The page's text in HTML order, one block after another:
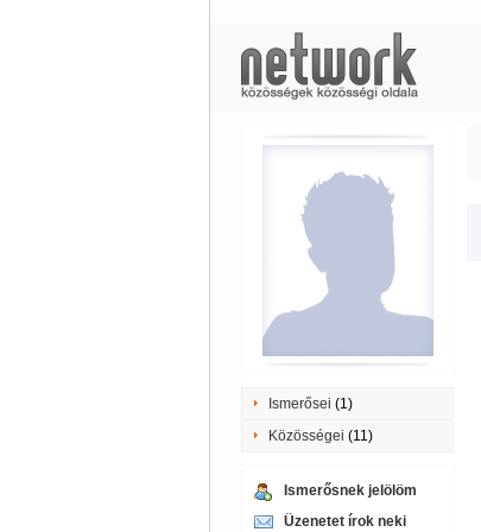
Ismerősei (1)
Közösségei (11)
Ismerősnek jelölöm
Üzenetet írok neki